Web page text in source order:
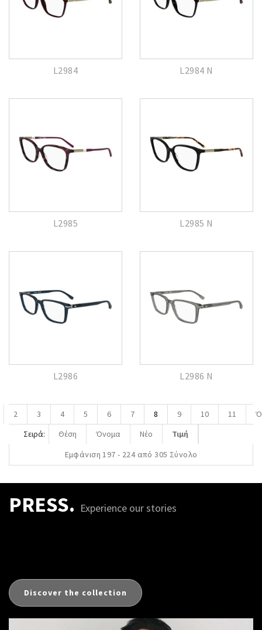
L2984 L2984 N
L2985 L2985 N
L2986 L2986 N
2 3 4 5 6 7 8 9 10 11
Σειρά:
Θέση Όνομα Νέο
Τιμή
Εμφάνιση 197 - 224 από 305 Σύνολο
PRESS. Experience our stories
Discover the collection